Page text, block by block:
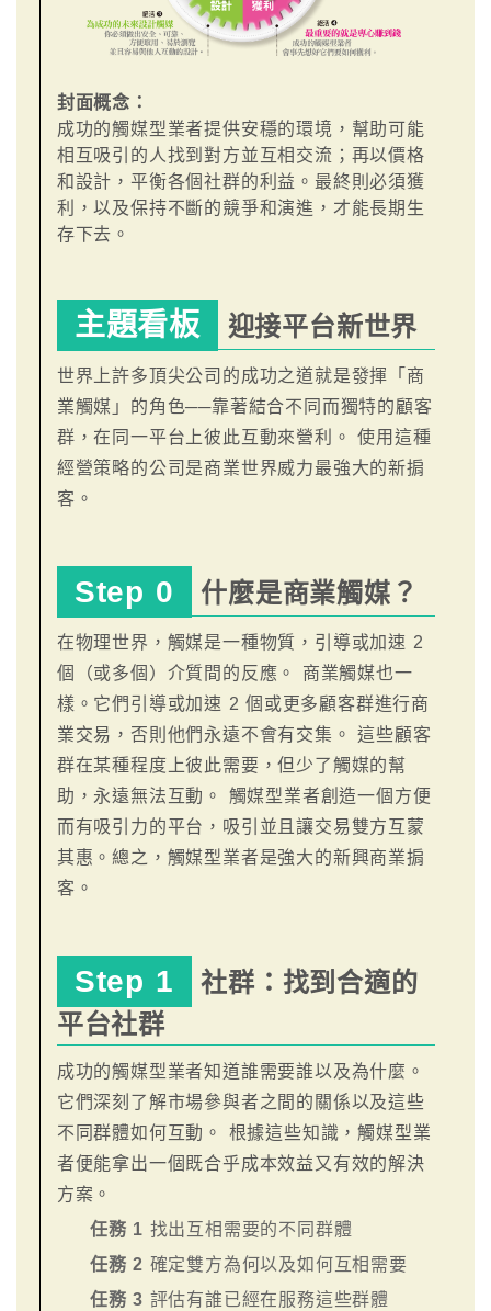
封面概念：
成功的觸媒型業者提供安穩的環境，幫助可能
相互吸引的人找到對方並互相交流；再以價格
和設計，平衡各個社群的利益。最終則必須獲
利，以及保持不斷的競爭和演進，才能長期生
存下去。
主題看板 迎接平台新世界
世界上許多頂尖公司的成功之道就是發揮「商
業觸媒」的角色──靠著結合不同而獨特的顧客
群，在同一平台上彼此互動來營利。 使用這種
經營策略的公司是商業世界威力最強大的新掮
客。
Step 0 什麼是商業觸媒？
在物理世界，觸媒是一種物質，引導或加速 2
個（或多個）介質間的反應。 商業觸媒也一
樣。它們引導或加速 2 個或更多顧客群進行商
業交易，否則他們永遠不會有交集。 這些顧客
群在某種程度上彼此需要，但少了觸媒的幫
助，永遠無法互動。 觸媒型業者創造一個方便
而有吸引力的平台，吸引並且讓交易雙方互蒙
其惠。總之，觸媒型業者是強大的新興商業掮
客。
Step 1
社群：找到合適的
平台社群
成功的觸媒型業者知道誰需要誰以及為什麼。
它們深刻了解市場參與者之間的關係以及這些
不同群體如何互動。 根據這些知識，觸媒型業
者便能拿出一個既合乎成本效益又有效的解決
方案。
任務 1 找出互相需要的不同群體
任務 2 確定雙方為何以及如何互相需要
任務 3 評估有誰已經在服務這些群體